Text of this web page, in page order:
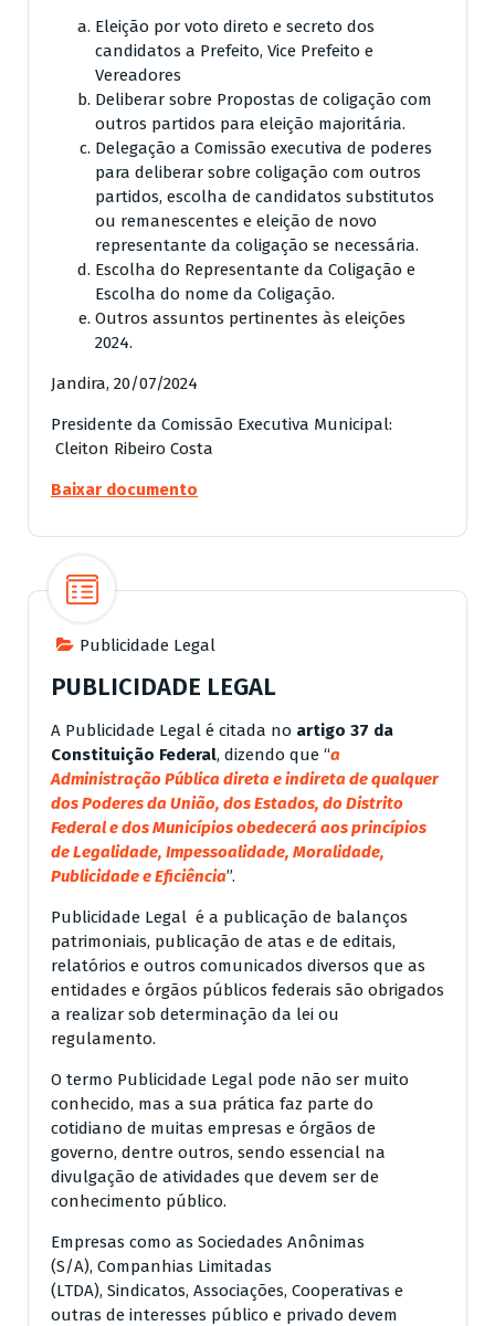
Eleição por voto direto e secreto dos
candidatos a Prefeito, Vice Prefeito e
Vereadores
Deliberar sobre Propostas de coligação com
outros partidos para eleição majoritária.
Delegação a Comissão executiva de poderes
para deliberar sobre coligação com outros
partidos, escolha de candidatos substitutos
ou remanescentes e eleição de novo
representante da coligação se necessária.
Escolha do Representante da Coligação e
Escolha do nome da Coligação.
Outros assuntos pertinentes às eleições
2024.
Jandira, 20/07/2024
Presidente da Comissão Executiva Municipal:
Cleiton Ribeiro Costa
Baixar documento
Publicidade Legal
PUBLICIDADE LEGAL
A Publicidade Legal é citada no artigo 37 da
Constituição Federal, dizendo que “a
Administração Pública direta e indireta de qualquer
dos Poderes da União, dos Estados, do Distrito
Federal e dos Municípios obedecerá aos princípios
deLegalidade, Impessoalidade, Moralidade,
Publicidade e Eficiência”.
Publicidade Legal é a publicação de balanços
patrimoniais, publicação de atas e de editais,
relatórios e outros comunicados diversos que as
entidades e órgãos públicos federais são obrigados
a realizar sob determinação da lei ou
regulamento.
O termo Publicidade Legal pode não ser muito
conhecido, mas a sua prática faz parte do
cotidiano de muitas empresas e órgãos de
governo, dentre outros, sendo essencial na
divulgação de atividades que devem ser de
conhecimento público.
Empresas como as Sociedades Anônimas
(S/A), Companhias Limitadas
(LTDA), Sindicatos, Associações, Cooperativas e
outras de interesses público e privado devem